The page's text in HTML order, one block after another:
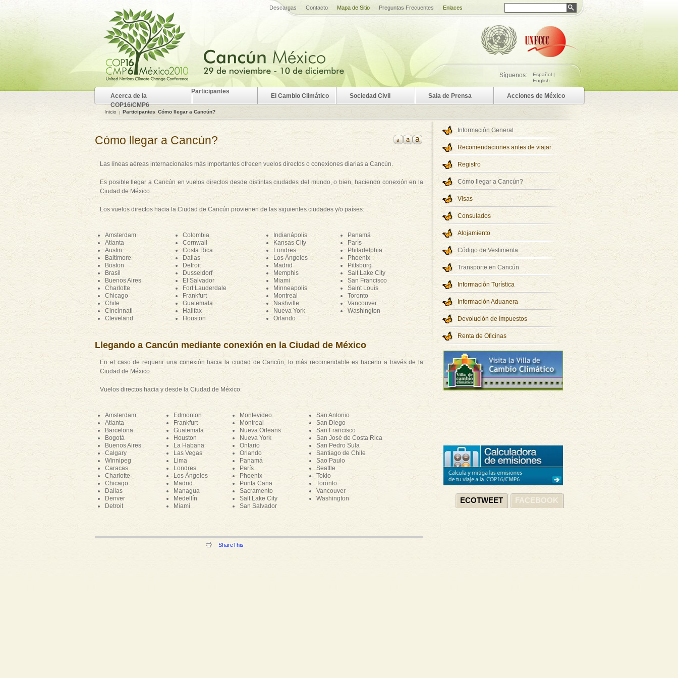
Síguenos: Español |
English
Cómo llegar a Cancún?
Las líneas aéreas internacionales más importantes ofrecen vuelos directos o conexiones diarias a Cancún.
Es posible llegar a Cancún en vuelos directos desde distintas ciudades del mundo, o bien, haciendo conexión en la
Ciudad de México.
Los vuelos directos hacia la Ciudad de Cancún provienen de las siguientes ciudades y/o países:
Amsterdam
Atlanta
Austin
Baltimore
Boston
Brasil
Buenos Aires
Charlotte
Chicago
Chile
Cincinnati
Cleveland
Colombia
Cornwall
Costa Rica
Dallas
Detroit
Dusseldorf
El Salvador
Fort Lauderdale
Frankfurt
Guatemala
Halifax
Houston
Indianápolis
Kansas City
Londres
Los Ángeles
Madrid
Memphis
Miami
Minneapolis
Montreal
Nashville
Nueva York
Orlando
Panamá
París
Philadelphia
Phoenix
Pittsburg
Salt Lake City
San Francisco
Saint Louis
Toronto
Vancouver
Washington
Llegando a Cancún mediante conexión en la Ciudad de México
En el caso de requerir una conexión hacia la ciudad de Cancún, lo más recomendable es hacerlo a través de la
Ciudad de México.
Vuelos directos hacia y desde la Ciudad de México:
Amsterdam
Atlanta
Barcelona
Bogotá
Buenos Aires
Calgary
Winnipeg
Caracas
Charlotte
Chicago
Dallas
Denver
Detroit
Edmonton
Frankfurt
Guatemala
Houston
La Habana
Las Vegas
Lima
Londres
Los Ángeles
Madrid
Managua
Medellín
Miami
Montevideo
Montreal
Nueva Orleans
Nueva York
Ontario
Orlando
Panamá
París
Phoenix
Punta Cana
Sacramento
Salt Lake City
San Salvador
San Antonio
San Diego
San Francisco
San José de Costa Rica
San Pedro Sula
Santiago de Chile
Sao Paulo
Seattle
Tokio
Toronto
Vancouver
Washington
ShareThis
Información General
Recomendaciones antes de viajar
Registro
Cómo llegar a Cancún?
Visas
Consulados
Alojamiento
Código de Vestimenta
Transporte en Cancún
Información Turística
Información Aduanera
Devolución de Impuestos
Renta de Oficinas
ECOTWEET FACEBOOK
Inicio Participantes Cómo llegar a Cancún?
Acerca de la
COP16/CMP6
Participantes
El Cambio Climático Sociedad Civil Sala de Prensa Acciones de México
Descargas Contacto Mapa de Sitio Preguntas Frecuentes Enlaces